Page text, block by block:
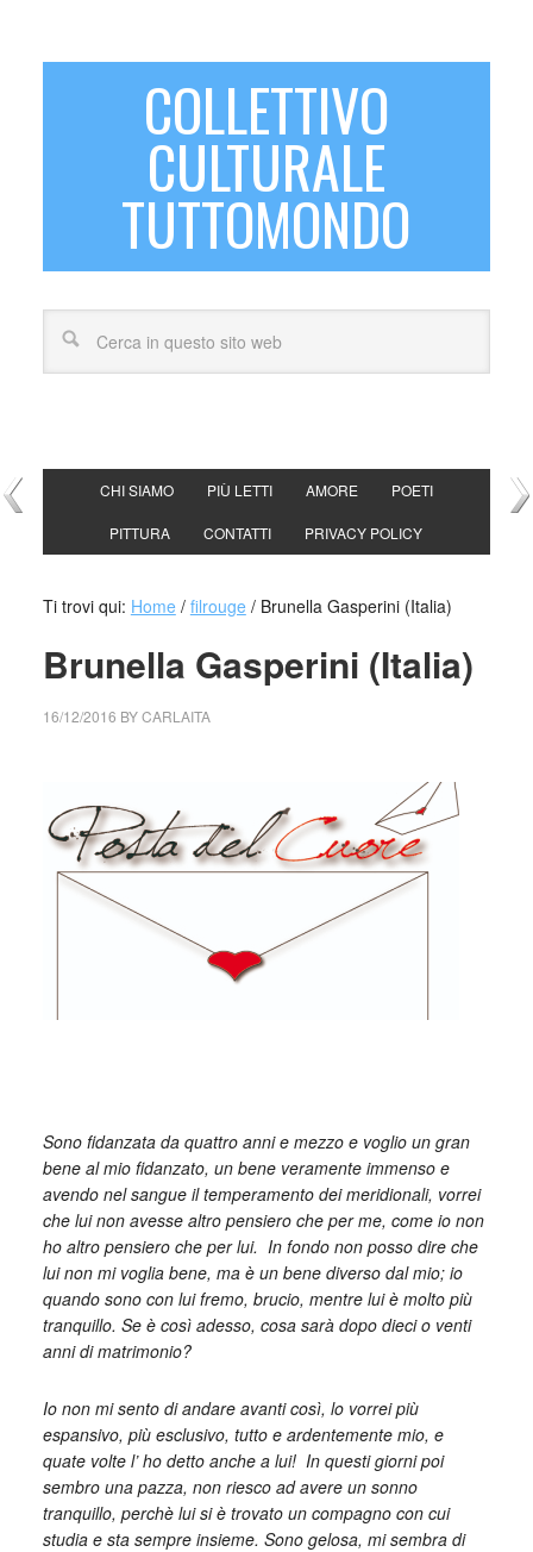
COLLETTIVO
CULTURALE
TUTTOMONDO
CHI SIAMO PIÙ LETTI AMORE POETI
PITTURA CONTATTI PRIVACY POLICY
Ti trovi qui: Home / filrouge /Brunella Gasperini (Italia)
Brunella Gasperini (Italia)
16/12/2016 BYCARLAITA
Sono fidanzata da quattro anni e mezzo e voglio un gran
bene al mio fidanzato, un bene veramente immenso e
avendo nel sangue il temperamento dei meridionali, vorrei
che lui non avesse altro pensiero che per me, come io non
ho altro pensiero che per lui. In fondo non posso dire che
lui non mi voglia bene, ma è un bene diverso dal mio; io
quando sono con lui fremo, brucio, mentre lui è molto più
tranquillo. Se è così adesso, cosa sarà dopo dieci o venti
anni di matrimonio?
Io non mi sento di andare avanti così, lo vorrei più
espansivo, più esclusivo, tutto e ardentemente mio, e
quate volte l’ ho detto anche a lui! In questi giorni poi
sembro una pazza, non riesco ad avere un sonno
tranquillo, perchè lui si è trovato un compagno con cui
studia e sta sempre insieme. Sono gelosa, mi sembra di